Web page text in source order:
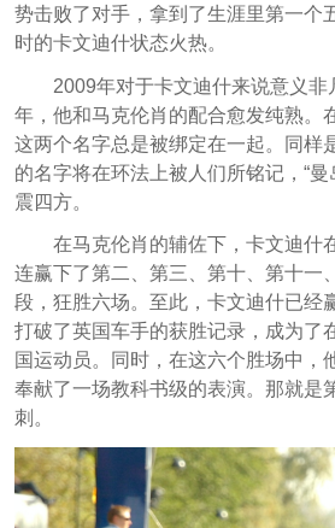
势击败了对手，拿到了生涯里第一个
时的卡文迪什状态火热。
2009年对于卡文迪什来说意义非
年，他和马克伦肖的配合愈发纯熟。
这两个名字总是被绑定在一起。同样
的名字将在环法上被人们所铭记，“
震四方。
在马克伦肖的辅佐下，卡文迪什
连赢下了第二、第三、第十、第十一
段，狂胜六场。至此，卡文迪什已经
打破了英国车手的获胜记录，成为了
国运动员。同时，在这六个胜场中，
奉献了一场教科书级的表演。那就是
刺。